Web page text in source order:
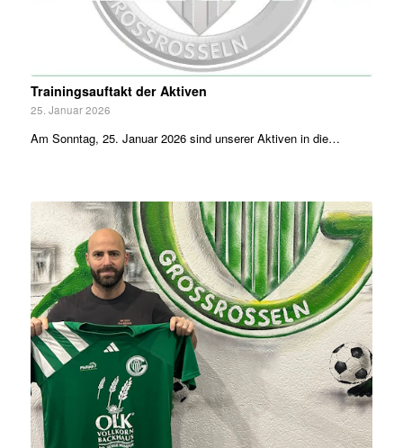
Trainingsauftakt der Aktiven
25. Januar 2026
Am Sonntag, 25. Januar 2026 sind unserer Aktiven in die…